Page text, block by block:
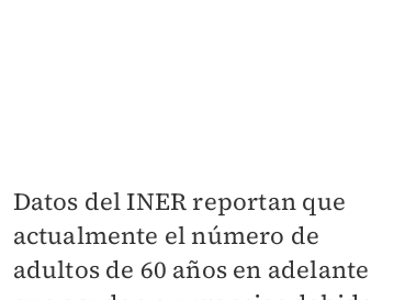
Datos del INER reportan que
actualmente el número de
adultos de 60 años en adelante